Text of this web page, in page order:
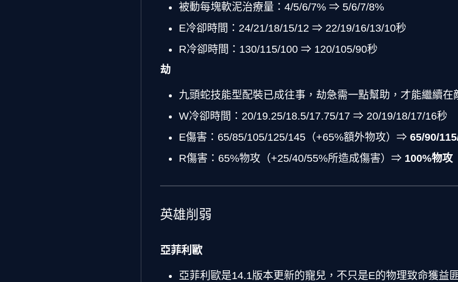
被動每塊軟泥治療量：4/5/6/7% ⇒ 5/6/7/8%
E冷卻時間：24/21/18/15/12 ⇒ 22/19/16/13/10秒
R冷卻時間：130/115/100 ⇒ 120/105/90秒
劫
九頭蛇技能型配裝已成往事，劫急需一點幫助，才能繼續在
W冷卻時間：20/19.25/18.5/17.75/17 ⇒ 20/19/18/17/16秒
E傷害：65/85/105/125/145（+65%額外物攻）⇒ 65/90/
R傷害：65%物攻（+25/40/55%所造成傷害）⇒ 100%物攻
英雄削弱
亞菲利歐
亞菲利歐是14.1版本更新的寵兒，不只是E的物理致命獲益